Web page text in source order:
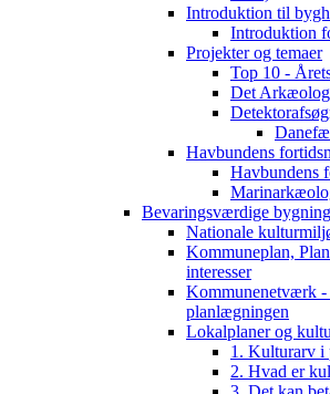
Introduktion til
Introduktion
Projekter og temaer
Top 10 -
Det
Havbundens
Havbundens
Bevaringsværdige
Nationale
Kommuneplan,
interesser
Kommunenetværk
planlægningen
Lokalplaner og
1. Kulturarv i
2. Hvad er